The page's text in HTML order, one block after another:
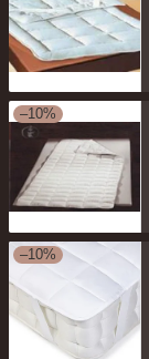
–10%
–10%